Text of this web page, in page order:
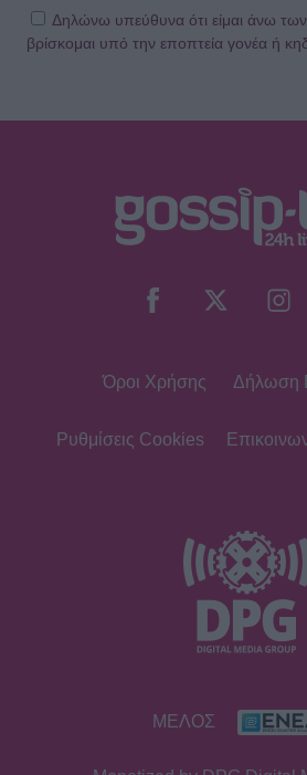
Δηλώνω υπεύθυνα ότι είμαι άνω
βρίσκομαι υπό την εποπτεία γονέα ή
Όροι Χρήσης Δήλωση
Ρυθμίσεις Cookies
ΜΕΛΟΣ